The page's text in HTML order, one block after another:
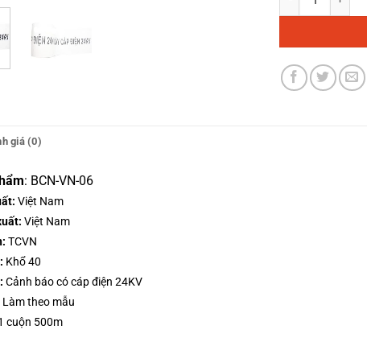
giá (0)
: BCN-VN-06
Việt Nam
Việt Nam
TCVN
Khổ 40
Cảnh báo có cáp điện 24KV
Làm theo mẫu
cuộn 500m